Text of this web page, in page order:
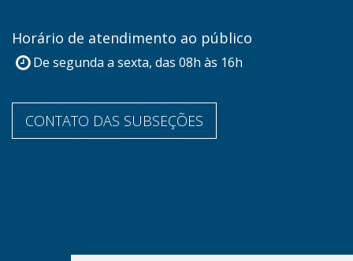
Horário de atendimento ao público
De segunda a sexta, das 08h às 16h
CONTATO DAS SUBSEÇÕES